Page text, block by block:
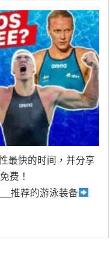
最快的时间，并分享
费！
推荐的游泳装备